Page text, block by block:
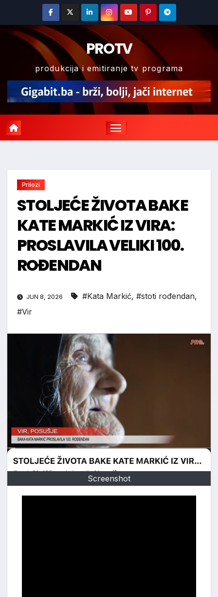
content
PROTV
produkcija i emitiranje tv programa
Prilozi
STOLJEĆE ŽIVOTA BAKE
KATE MARKIĆ IZ VIRA:
PROSLAVILA VELIKI 100.
ROĐENDAN
JUN 8, 2026 #Kata Markić, #stoti rođendan,
#Vir
Screenshot